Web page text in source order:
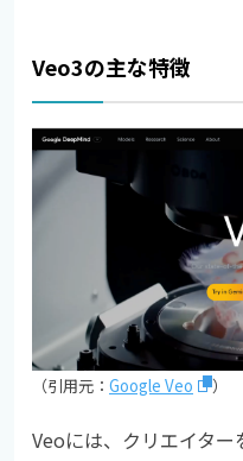
Veo3の主な特徴
（引用元： Google Veo ）
Veoには、クリエイタ